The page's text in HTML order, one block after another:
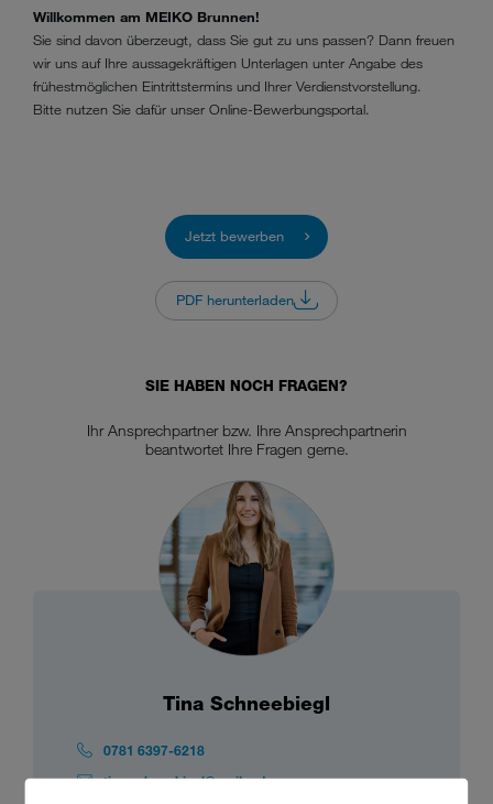
Willkommen am MEIKO Brunnen!
Sie sind davon überzeugt, dass Sie gut zu uns passen? Dann freuen
wir uns auf Ihre aussagekräftigen Unterlagen unter Angabe des
frühestmöglichen Eintrittstermins und Ihrer Verdienstvorstellung.
Bitte nutzen Sie dafür unser Online-Bewerbungsportal.
Jetzt bewerben
PDF herunterladen
SIE HABEN NOCH FRAGEN?
Ihr Ansprechpartner bzw. Ihre Ansprechpartnerin
beantwortet Ihre Fragen gerne.
Tina Schneebiegl
0781 6397-6218
tina.schneebiegl@meiko.de